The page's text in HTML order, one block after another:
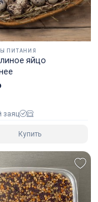
ПИТАНИЯ
яйцо
заяц
Купить